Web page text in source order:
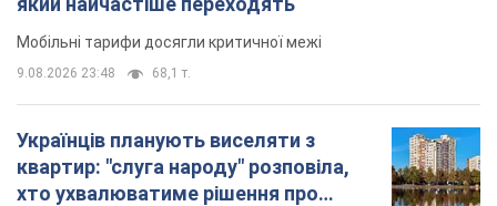
Мобільні тарифи досягли критичної межі
9.08.2026 23:48 68,1 т.
Українців планують виселяти з
квартир: "слуга народу" розповіла,
хто ухвалюватиме рішення про